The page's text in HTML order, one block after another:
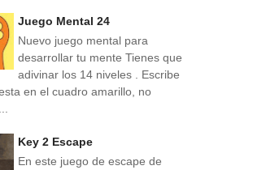
Juego Mental 24
Nuevo juego mental para
desarrollar tu mente Tienes que
adivinar los 14 niveles . Escribe
en el cuadro amarillo, no
Key 2 Escape
En este juego de escape de